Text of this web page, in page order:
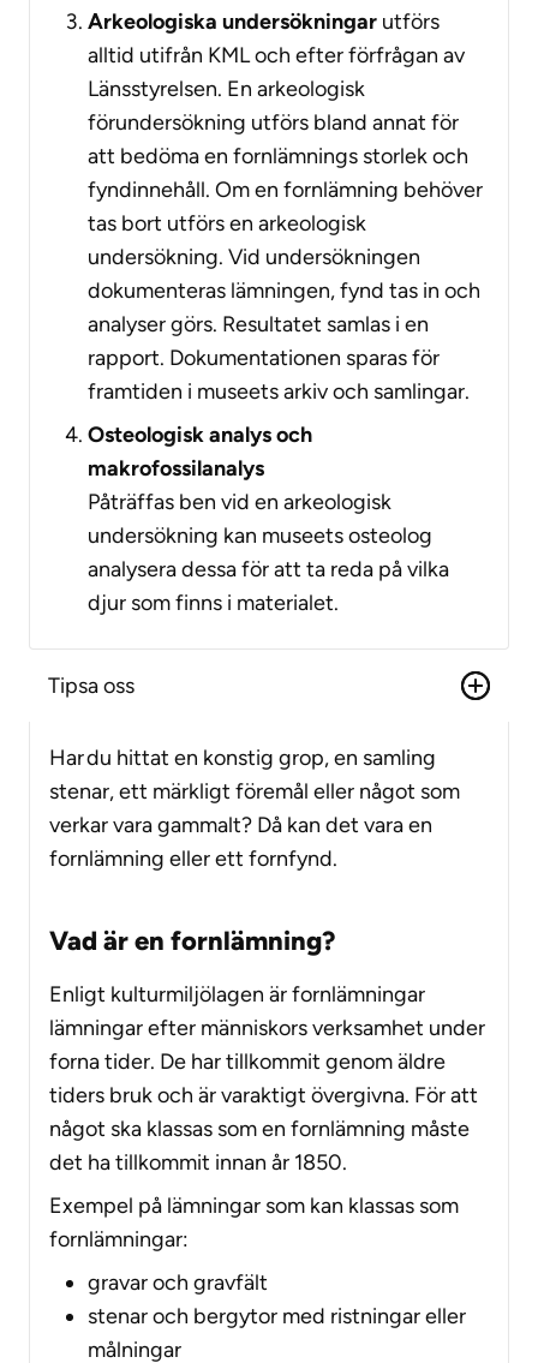
Arkeologiska undersökningar utförs
alltid utifrån KML och efter förfrågan av
Länsstyrelsen. En arkeologisk
förundersökning utförs bland annat för
att bedöma en fornlämnings storlek och
fyndinnehåll. Om en fornlämning behöver
tas bort utförs en arkeologisk
undersökning. Vid undersökningen
dokumenteras lämningen, fynd tas in och
analyser görs. Resultatet samlas i en
rapport. Dokumentationen sparas för
framtiden i museets arkiv och samlingar.
Osteologisk analys och
makrofossilanalys
Påträffas ben vid en arkeologisk
undersökning kan museets osteolog
analysera dessa för att ta reda på vilka
djur som finns i materialet.
Tipsa oss
Har du hittat en konstig grop, en samling
stenar, ett märkligt föremål eller något som
verkar vara gammalt? Då kan det vara en
fornlämning eller ett fornfynd.
Vad är en fornlämning?
Enligt kulturmiljölagen är fornlämningar
lämningar efter människors verksamhet under
forna tider. De har tillkommit genom äldre
tiders bruk och är varaktigt övergivna. För att
något ska klassas som en fornlämning måste
det ha tillkommit innan år 1850.
Exempel på lämningar som kan klassas som
fornlämningar:
gravar och gravfält
stenar och bergytor med ristningar eller
målningar